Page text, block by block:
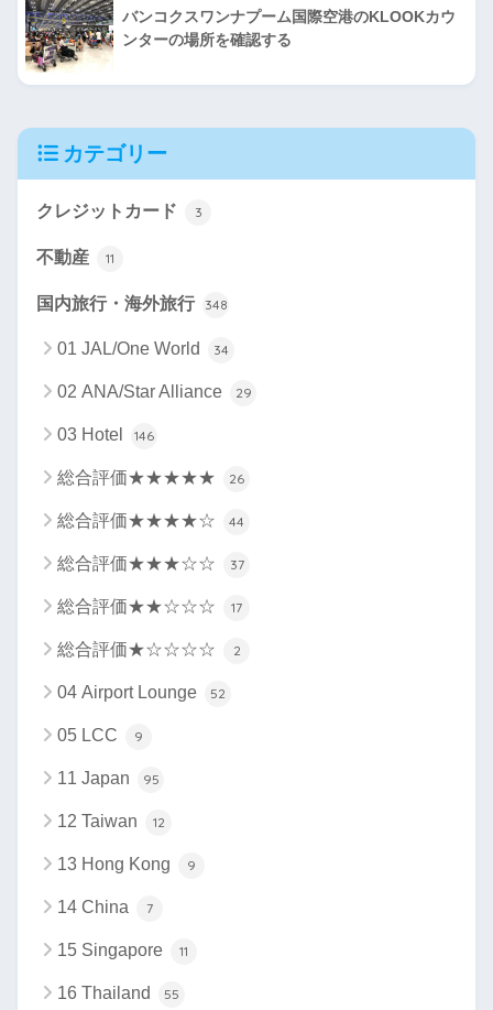
バンコクスワンナプーム国際空港のKLOOKカウ
ンターの場所を確認する
カテゴリー
クレジットカード 3
不動産 11
国内旅行・海外旅行 348
01 JAL/One World 34
02 ANA/Star Alliance 29
03 Hotel 146
総合評価★★★★★ 26
総合評価★★★★☆ 44
総合評価★★★☆☆ 37
総合評価★★☆☆☆ 17
総合評価★☆☆☆☆ 2
04 Airport Lounge 52
05 LCC 9
11 Japan 95
12 Taiwan 12
13 Hong Kong 9
14 China 7
15 Singapore 11
16 Thailand 55